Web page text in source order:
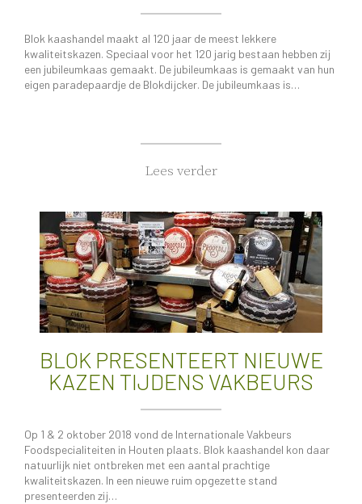
Blok kaashandel maakt al 120 jaar de meest lekkere
kwaliteitskazen. Speciaal voor het 120 jarig bestaan hebben zij
een jubileumkaas gemaakt. De jubileumkaas is gemaakt van hun
eigen paradepaardje de Blokdijcker. De jubileumkaas is…
Lees verder
BLOK PRESENTEERT NIEUWE
KAZEN TIJDENS VAKBEURS
Op 1 & 2 oktober 2018 vond de Internationale Vakbeurs
Foodspecialiteiten in Houten plaats. Blok kaashandel kon daar
natuurlijk niet ontbreken met een aantal prachtige
kwaliteitskazen. In een nieuwe ruim opgezette stand
presenteerden zij…